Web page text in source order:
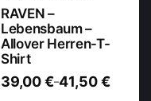
RAVEN –
Lebensbaum –
Allover Herren-T-
Shirt
39,00€–41,50€